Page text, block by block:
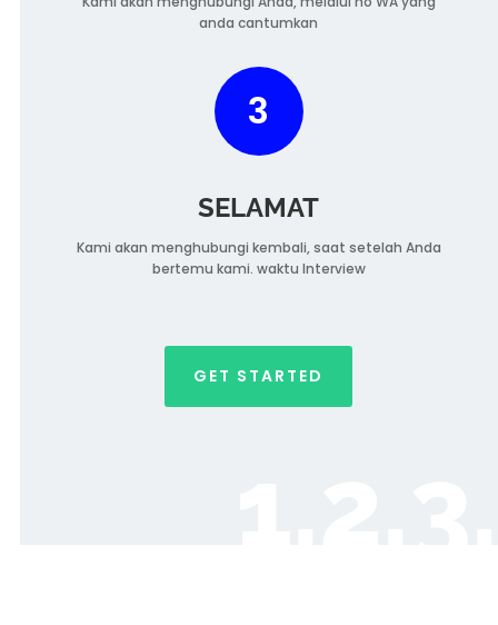
anda cantumkan
3
SELAMAT
Kami akan menghubungi kembali, saat setelah Anda
bertemu kami. waktu Interview
GET STARTED